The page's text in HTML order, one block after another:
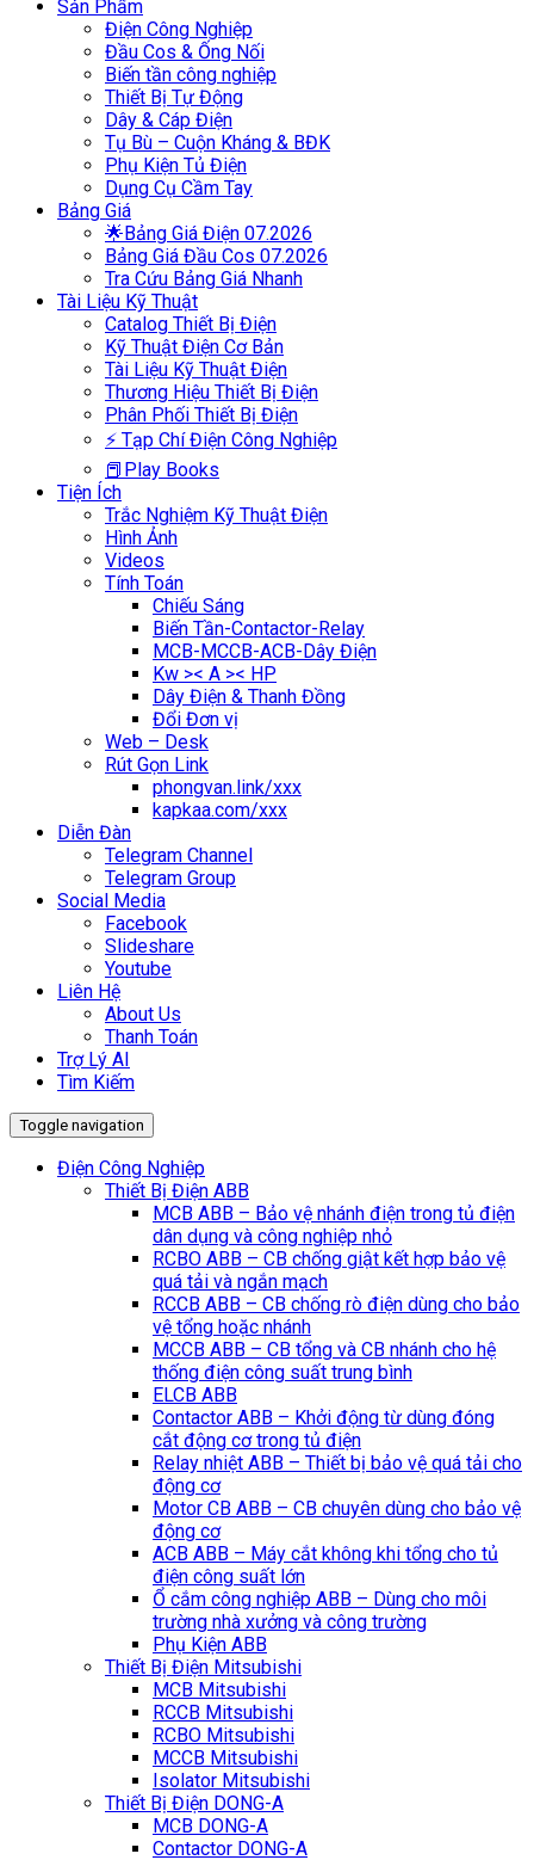
Sản Phẩm
Điện Công Nghiệp
Đầu Cos & Ống Nối
Biến tần công nghiệp
Thiết Bị Tự Động
Dây & Cáp Điện
Tụ Bù – Cuộn Kháng & BĐK
Phụ Kiện Tủ Điện
Dụng Cụ Cầm Tay
Bảng Giá
🌟Bảng Giá Điện 07.2026
Bảng Giá Đầu Cos 07.2026
Tra Cứu Bảng Giá Nhanh
Tài Liệu Kỹ Thuật
Catalog Thiết Bị Điện
Kỹ Thuật Điện Cơ Bản
Tài Liệu Kỹ Thuật Điện
Thương Hiệu Thiết Bị Điện
Phân Phối Thiết Bị Điện
⚡ Tạp Chí Điện Công Nghiệp
📕Play Books
Tiện Ích
Trắc Nghiệm Kỹ Thuật Điện
Hình Ảnh
Videos
Tính Toán
Chiếu Sáng
Biến Tần-Contactor-Relay
MCB-MCCB-ACB-Dây Điện
Kw >< A >< HP
Dây Điện & Thanh Đồng
Đổi Đơn vị
Web – Desk
Rút Gọn Link
phongvan.link/xxx
kapkaa.com/xxx
Diễn Đàn
Telegram Channel
Telegram Group
Social Media
Facebook
Slideshare
Youtube
Liên Hệ
About Us
Thanh Toán
Trợ Lý AI
Tìm Kiếm
Toggle navigation
Điện Công Nghiệp
Thiết Bị Điện ABB
MCB ABB – Bảo vệ nhánh điện trong tủ điện
dân dụng và công nghiệp nhỏ
RCBO ABB – CB chống giật kết hợp bảo vệ
quá tải và ngắn mạch
RCCB ABB – CB chống rò điện dùng cho bảo
vệ tổng hoặc nhánh
MCCB ABB – CB tổng và CB nhánh cho hệ
thống điện công suất trung bình
ELCB ABB
Contactor ABB – Khởi động từ dùng đóng
cắt động cơ trong tủ điện
Relay nhiệt ABB – Thiết bị bảo vệ quá tải cho
động cơ
Motor CB ABB – CB chuyên dùng cho bảo vệ
động cơ
ACB ABB – Máy cắt không khi tổng cho tủ
điện công suất lớn
Ổ cắm công nghiệp ABB – Dùng cho môi
trường nhà xưởng và công trường
Phụ Kiện ABB
Thiết Bị Điện Mitsubishi
MCB Mitsubishi
RCCB Mitsubishi
RCBO Mitsubishi
MCCB Mitsubishi
Isolator Mitsubishi
Thiết Bị Điện DONG-A
MCB DONG-A
Contactor DONG-A